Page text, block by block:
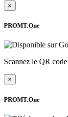
×
PROMT.One
Scannez le QR
×
PROMT.One